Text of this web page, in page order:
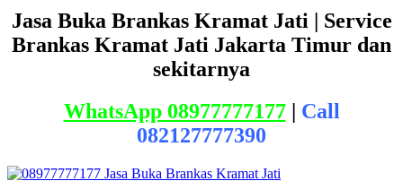
Jasa Buka Brankas Kramat Jati | Service
Brankas Kramat Jati Jakarta Timur dan
sekitarnya
WhatsApp 08977777177| Call
082127777390